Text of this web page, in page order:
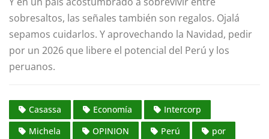
sobresaltos, las señales también son regalos. Ojalá
sepamos cuidarlos. Y aprovechando la Navidad, pedir
por un 2026 que libere el potencial del Perú y los
peruanos.
Casassa Economía
Intercorp
Michela
OPINION Perú
por